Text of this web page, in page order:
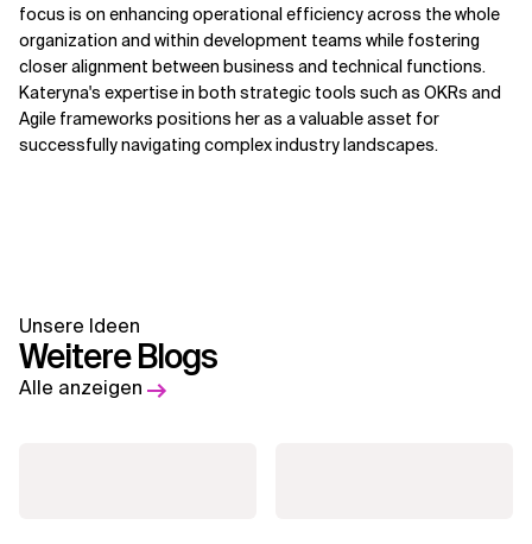
focus is on enhancing operational efficiency across the whole
organization and within development teams while fostering
closer alignment between business and technical functions. ​
Kateryna's expertise in both strategic tools such as OKRs and
Agile frameworks positions her as a valuable asset for
successfully navigating complex industry landscapes. ​
Unsere Ideen
Weitere Blogs
Alle anzeigen